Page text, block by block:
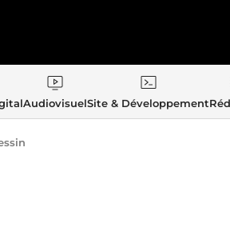
AudiovisuelSite & Développement